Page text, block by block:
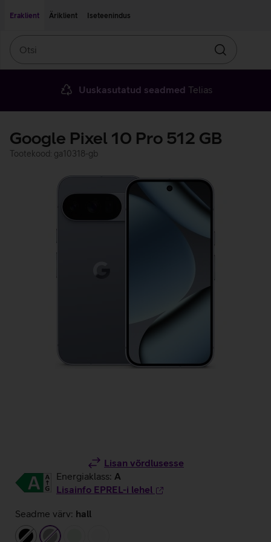
Eraklient
Äriklient Iseteenindus
Otsin
Uuskasutatud seadmed Telias
Google Pixel 10 Pro 512 GB
Tootekood: ga10318-gb
Lisan võrdlusesse
Energiaklass: A
Lisainfo EPREL-i lehel
Seadme värv: hall
must
hall